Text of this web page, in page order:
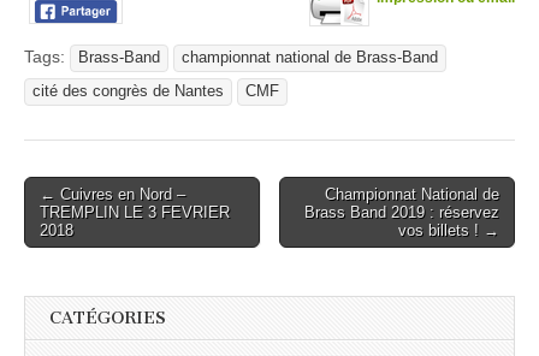
Tags: Brass-Band
championnat national de Brass-Band
cité des congrès de Nantes
CMF
Post
navigation
← Cuivres en Nord –
TREMPLIN LE 3 FEVRIER
2018
Championnat National de
Brass Band 2019 : réservez
vos billets ! →
CATÉGORIES